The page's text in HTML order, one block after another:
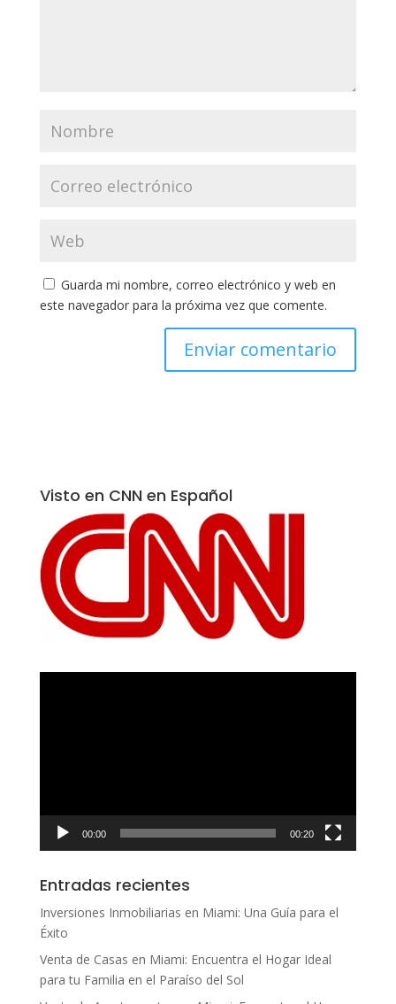
Guarda mi nombre, correo electrónico y web en
este navegador para la próxima vez que comente.
Visto en CNN en Español
00:00 00:20
Entradas recientes
Inversiones Inmobiliarias en Miami: Una Guía para el
Éxito
Venta de Casas en Miami: Encuentra el Hogar Ideal
para tu Familia en el Paraíso del Sol